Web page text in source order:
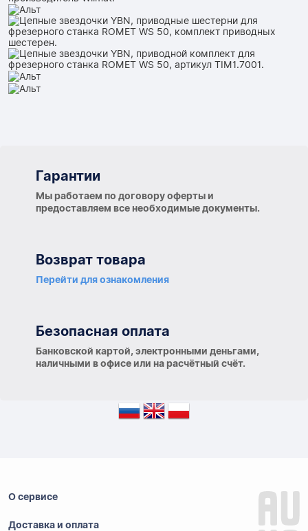
Гарантии
Мы работаем по договору оферты и
предоставляем все необходимые документы.
Возврат товара
Перейти для ознакомления
Безопасная оплата
Банковской картой, электронными деньгами,
наличными в офисе или на расчётный счёт.
О сервисе
Доставка и оплата